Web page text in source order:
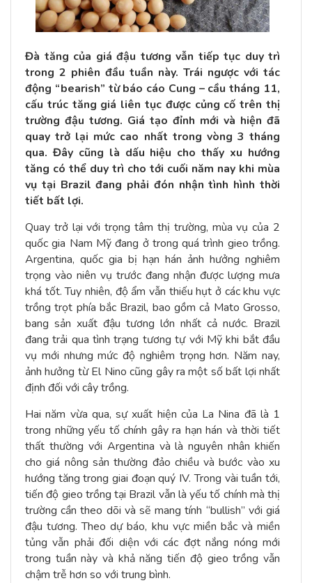
Đà tăng của giá đậu tương vẫn tiếp tục duy trì
trong 2 phiên đầu tuần này. Trái ngược với tác
động “bearish” từ báo cáo Cung – cầu tháng 11,
cấu trúc tăng giá liên tục được củng cố trên thị
trường đậu tương. Giá tạo đỉnh mới và hiện đã
quay trở lại mức cao nhất trong vòng 3 tháng
qua. Đây cũng là dấu hiệu cho thấy xu hướng
tăng có thể duy trì cho tới cuối năm nay khi mùa
vụ tại Brazil đang phải đón nhận tình hình thời
tiết bất lợi.
Quay trở lại với trọng tâm thị trường, mùa vụ của 2
quốc gia Nam Mỹ đang ở trong quá trình gieo trồng.
Argentina, quốc gia bị hạn hán ảnh hưởng nghiêm
trọng vào niên vụ trước đang nhận được lượng mưa
khá tốt. Tuy nhiên, độ ẩm vẫn thiếu hụt ở các khu vực
trồng trọt phía bắc Brazil, bao gồm cả Mato Grosso,
bang sản xuất đậu tương lớn nhất cả nước. Brazil
đang trải qua tình trạng tương tự với Mỹ khi bắt đầu
vụ mới nhưng mức độ nghiêm trọng hơn. Năm nay,
ảnh hưởng từ El Nino cũng gây ra một số bất lợi nhất
định đối với cây trồng.
Hai năm vừa qua, sự xuất hiện của La Nina đã là 1
trong những yếu tố chính gây ra hạn hán và thời tiết
thất thường với Argentina và là nguyên nhân khiến
cho giá nông sản thường đảo chiều và bước vào xu
hướng tăng trong giai đoạn quý IV. Trong vài tuần tới,
tiến độ gieo trồng tại Brazil vẫn là yếu tố chính mà thị
trường cần theo dõi và sẽ mang tính “bullish” với giá
đậu tương. Theo dự báo, khu vực miền bắc và miền
tủng vẫn phải đối diện với các đợt nắng nóng mới
trong tuần này và khả năng tiến độ gieo trồng vẫn
chậm trễ hơn so với trung bình.